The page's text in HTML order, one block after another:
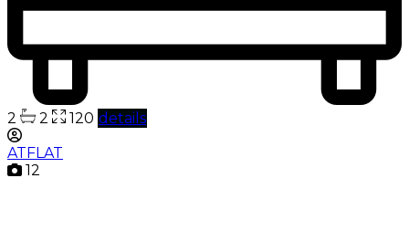
2 2 120 details
ATFLAT
12